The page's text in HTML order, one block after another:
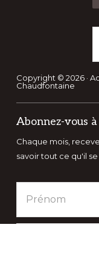
Copyright © 2026 ·
Chaudfontaine
Abonnez-vous
Chaque mois,
savoir tout ce qu'il